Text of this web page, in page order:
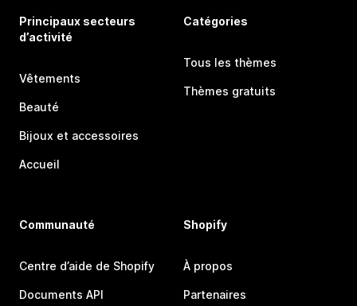
Principaux secteurs
d’activité
Vêtements
Beauté
Bijoux et accessoires
Accueil
Catégories
Tous les thèmes
Thèmes gratuits
Communauté
Centre d’aide de Shopify
Documents API
Shopify
À propos
Partenaires